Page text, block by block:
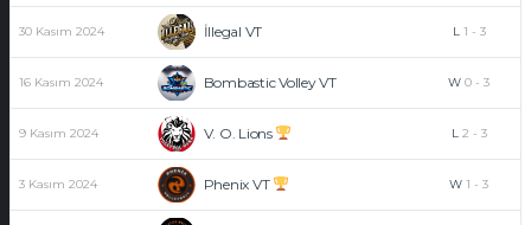
30 Kasım 2024 İllegal VT L 1 - 3
16 Kasım 2024 Bombastic Volley VT W 0 - 3
9 Kasım 2024 V. O. Lions L 2 - 3
3 Kasım 2024 Phenix VT W 1 - 3